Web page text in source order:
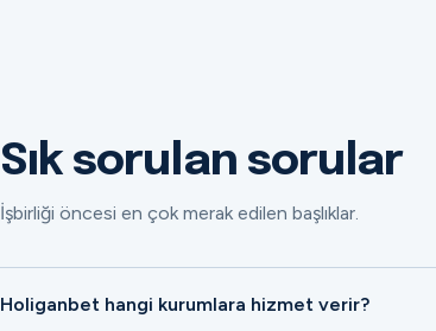
Sık sorulan sorular
İşbirliği öncesi en çok merak edilen başlıklar.
Holiganbet hangi kurumlara hizmet verir?